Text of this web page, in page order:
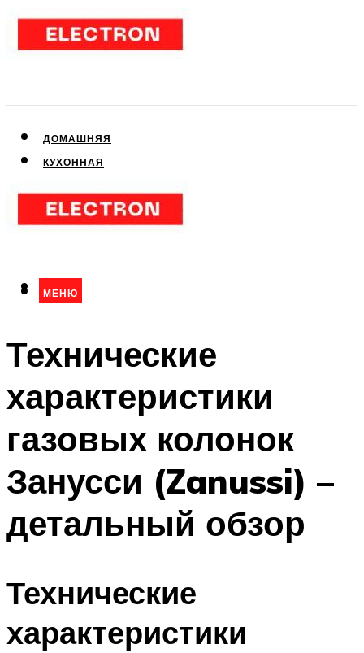
ДОМАШНЯЯ
КУХОННАЯ
КЛИМАТИЧЕСКАЯ
МЕНЮ
МЕНЮ
Технические
характеристики
газовых колонок
Занусси (Zanussi) –
детальный обзор
Технические
характеристики